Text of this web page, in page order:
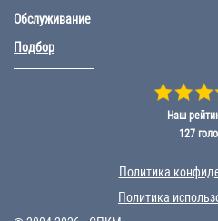
Обслуживание
Подбор
Наш
127
Политика
Политика